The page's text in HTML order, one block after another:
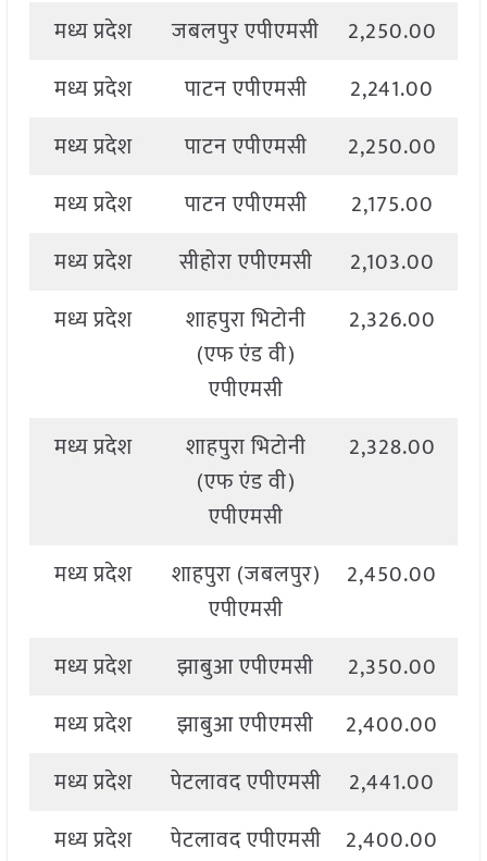
मध्य प्रदेश
जबलपुर एपीएमसी 2,250.00
मध्य प्रदेश
पाटन एपीएमसी 2,241.00
मध्य प्रदेश
पाटन एपीएमसी 2,250.00
मध्य प्रदेश
पाटन एपीएमसी 2,175.00
मध्य प्रदेश
सीहोरा एपीएमसी 2,103.00
मध्य प्रदेश
शाहपुरा भिटोनी
(एफ एंड वी)
एपीएमसी
2,326.00
मध्य प्रदेश
शाहपुरा भिटोनी
(एफ एंड वी)
एपीएमसी
2,328.00
मध्य प्रदेश
शाहपुरा (जबलपुर)
एपीएमसी
2,450.00
मध्य प्रदेश झाबुआ एपीएमसी 2,350.00
मध्य प्रदेश
झाबुआ एपीएमसी 2,400.00
मध्य प्रदेश
पेटलावद एपीएमसी 2,441.00
मध्य प्रदेश
पेटलावद एपीएमसी 2,400.00